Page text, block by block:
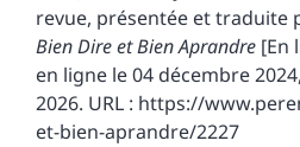
revue, présentée et traduite
Bien Dire et Bien Aprandre [En
en ligne le 04 décembre
2026. URL : https://
et-bien-aprandre/2227